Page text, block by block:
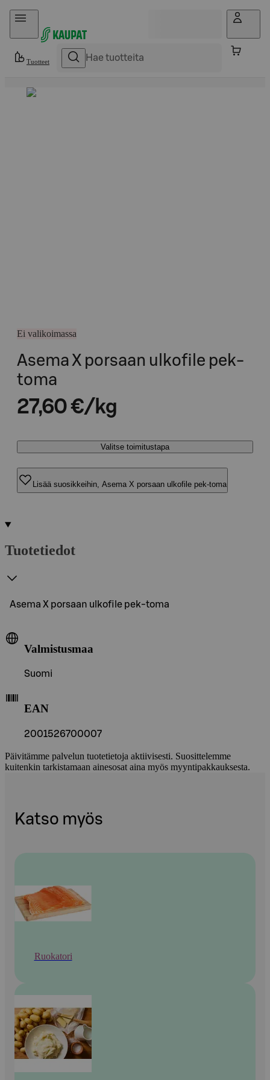
Hyppää sisältöön
Tuotteet
Ei valikoimassa
Asema X porsaan ulkofile pek-
toma
27,60 €/kg
Valitse toimitustapa
Lisää suosikkeihin, Asema X porsaan ulkofile pek-toma
Tuotetiedot
Asema X porsaan ulkofile pek-toma
Valmistusmaa
Suomi
EAN
2001526700007
Päivitämme palvelun tuotetietoja aktiivisesti. Suosittelemme
kuitenkin tarkistamaan ainesosat aina myös myyntipakkauksesta.
Katso myös
Ruokatori